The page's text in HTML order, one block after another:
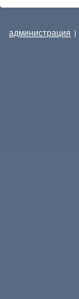
администрация |